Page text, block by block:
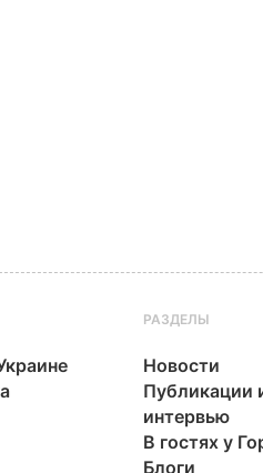
РАЗДЕЛЫ
Новости
Публикации
интервью
В гостях у
Блоги